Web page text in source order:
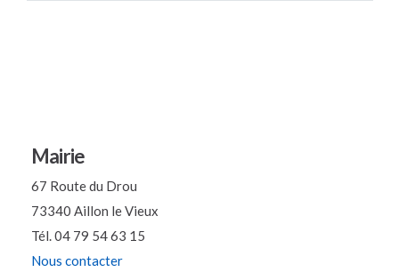
Mairie
67 Route du Drou
73340 Aillon le Vieux
Tél. 04 79 54 63 15
Nous contacter